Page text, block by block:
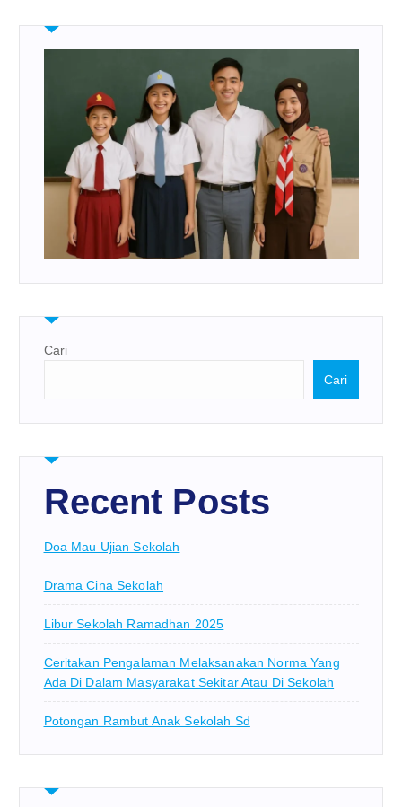
Cari
Cari
Recent Posts
Doa Mau Ujian Sekolah
Drama Cina Sekolah
Libur Sekolah Ramadhan 2025
Ceritakan Pengalaman Melaksanakan Norma Yang
Ada Di Dalam Masyarakat Sekitar Atau Di Sekolah
Potongan Rambut Anak Sekolah Sd